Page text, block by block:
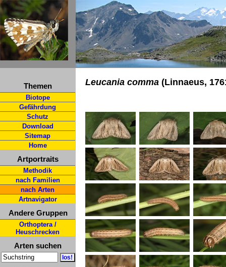
Themen
Biotope
Gefährdung
Schutz
Download
Sitemap
Home
Artportraits
Methodik
nach Familien
nach Arten
Artnavigator
Andere Gruppen
Orthoptera /
Heuschrecken
Arten suchen
Leucania comma (Linnaeus,